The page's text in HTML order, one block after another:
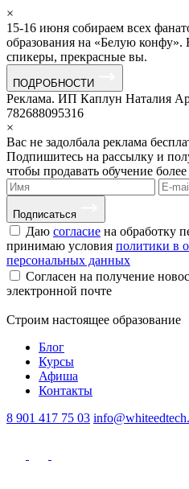
×
15-16 июня собираем всех
образования на «Белую
спикеры, прекрасные вы.
ПОДРОБНОСТИ
Реклама. ИП Каплун Наталия
782688095316
×
Вас не задолбала реклама
Подпишитесь на рассылку и
чтобы продавать обучение
Подписаться
Даю согласие на обработку
принимаю условия политики в
персональных данных
Согласен на получение
электронной почте
Строим настоящее образование
Блог
Курсы
Афиша
Контакты
8 901 417 75 03